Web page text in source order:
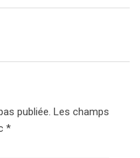
publiée. Les champs
*